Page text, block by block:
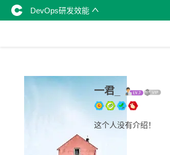
DevOps研发效能
一君_
这个人没有介绍！